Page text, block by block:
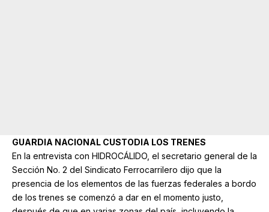
GUARDIA NACIONAL CUSTODIA LOS TRENES
En la entrevista con HIDROCÁLIDO, el secretario general de la
Sección No. 2 del Sindicato Ferrocarrilero dijo que la
presencia de los elementos de las fuerzas federales a bordo
de los trenes se comenzó a dar en el momento justo,